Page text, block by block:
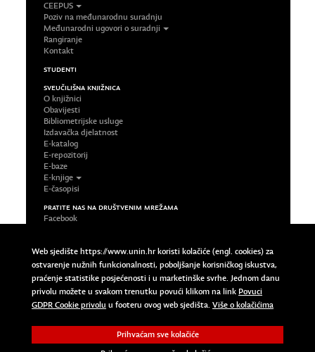
CEEPUS
Poziv na međunarodnu suradnju
Međunarodni ugovori o suradnji
Rangiranje
Kontakt
STUDENTI
SVEUČILIŠNA KNJIŽNICA
O knjižnici
Obavijesti
Bibliometrijske usluge
Izdavačka djelatnost
E-katalog
E-repozitorij
E-baze
E-knjige
E-časopisi
PRATITE NAS NA DRUŠTVENIM MREŽAMA
Facebook
Twitter
Impressum
Uvjeti korištenja
Pravila privatnosti
Povuci GDPR Cookie privolu
Copyright © 2023 Sveučilište Sjever | University North. All
Rights Reserved.
Web sjedište https://www.unin.hr koristi kolačiće (engl. cookies) za
ostvarenje nužnih funkcionalnosti, poboljšanje korisničkog iskustva,
praćenje statistike posjećenosti i u marketinške svrhe. Jednom danu
privolu možete u svakom trenutku povući klikom na link Povuci
GDPR Cookie privolu u footeru ovog web sjedišta. Više o kolačićima
Prihvaćam sve kolačiće